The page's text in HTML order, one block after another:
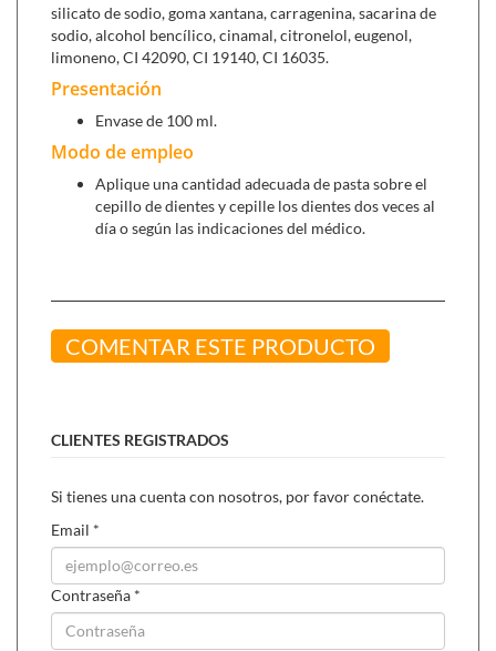
silicato de sodio, goma xantana, carragenina, sacarina de
sodio, alcohol bencílico, cinamal, citronelol, eugenol,
limoneno, CI 42090, CI 19140, CI 16035.
Presentación
Envase de 100 ml.
Modo de empleo
Aplique una cantidad adecuada de pasta sobre el
cepillo de dientes y cepille los dientes dos veces al
día o según las indicaciones del médico.
COMENTAR ESTE PRODUCTO
CLIENTES REGISTRADOS
Si tienes una cuenta con nosotros, por favor conéctate.
Email *
Contraseña *